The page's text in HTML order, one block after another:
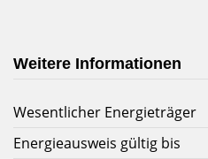
Weitere Informationen
Wesentlicher Energieträger
Energieausweis gültig bis